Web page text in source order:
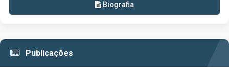
Biografia
Publicações